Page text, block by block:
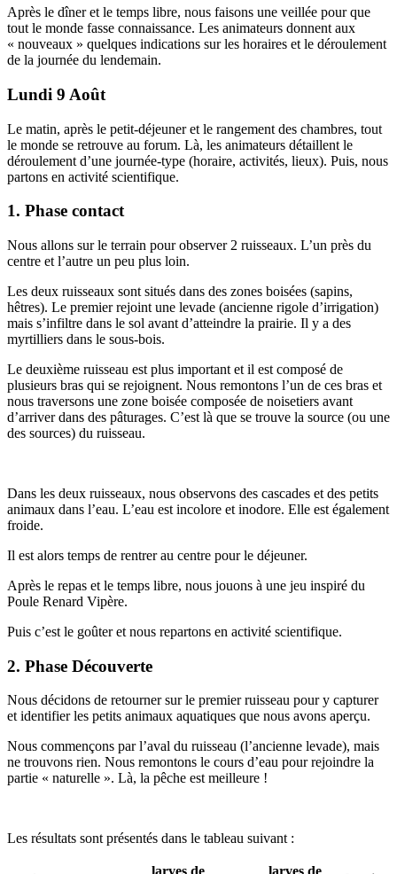
Après le dîner et le temps libre, nous faisons une veillée pour que
tout le monde fasse connaissance. Les animateurs donnent aux
« nouveaux » quelques indications sur les horaires et le déroulement
de la journée du lendemain.
Lundi 9 Août
Le matin, après le petit-déjeuner et le rangement des chambres, tout
le monde se retrouve au forum. Là, les animateurs détaillent le
déroulement d’une journée-type (horaire, activités, lieux). Puis, nous
partons en activité scientifique.
1. Phase contact
Nous allons sur le terrain pour observer 2 ruisseaux. L’un près du
centre et l’autre un peu plus loin.
Les deux ruisseaux sont situés dans des zones boisées (sapins,
hêtres). Le premier rejoint une levade (ancienne rigole d’irrigation)
mais s’infiltre dans le sol avant d’atteindre la prairie. Il y a des
myrtilliers dans le sous-bois.
Le deuxième ruisseau est plus important et il est composé de
plusieurs bras qui se rejoignent. Nous remontons l’un de ces bras et
nous traversons une zone boisée composée de noisetiers avant
d’arriver dans des pâturages. C’est là que se trouve la source (ou une
des sources) du ruisseau.
Dans les deux ruisseaux, nous observons des cascades et des petits
animaux dans l’eau. L’eau est incolore et inodore. Elle est également
froide.
Il est alors temps de rentrer au centre pour le déjeuner.
Après le repas et le temps libre, nous jouons à une jeu inspiré du
Poule Renard Vipère.
Puis c’est le goûter et nous repartons en activité scientifique.
2. Phase Découverte
Nous décidons de retourner sur le premier ruisseau pour y capturer
et identifier les petits animaux aquatiques que nous avons aperçu.
Nous commençons par l’aval du ruisseau (l’ancienne levade), mais
ne trouvons rien. Nous remontons le cours d’eau pour rejoindre la
partie « naturelle ». Là, la pêche est meilleure !
Les résultats sont présentés dans le tableau suivant :